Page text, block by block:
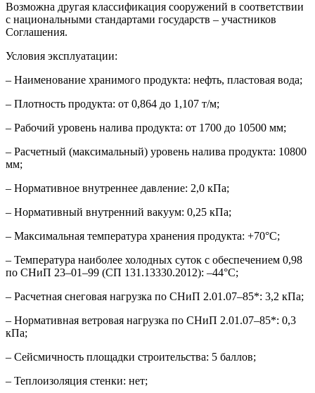
Возможна другая классификация сооружений в соответствии
с национальными стандартами государств – участников
Соглашения.
Условия эксплуатации:
– Наименование хранимого продукта: нефть, пластовая вода;
– Плотность продукта: от 0,864 до 1,107 т/м;
– Рабочий уровень налива продукта: от 1700 до 10500 мм;
– Расчетный (максимальный) уровень налива продукта: 10800
мм;
– Нормативное внутреннее давление: 2,0 кПа;
– Нормативный внутренний вакуум: 0,25 кПа;
– Максимальная температура хранения продукта: +70°С;
– Температура наиболее холодных суток с обеспечением 0,98
по СНиП 23–01–99 (СП 131.13330.2012): –44°С;
– Расчетная снеговая нагрузка по СНиП 2.01.07–85*: 3,2 кПа;
– Нормативная ветровая нагрузка по СНиП 2.01.07–85*: 0,3
кПа;
– Сейсмичность площадки строительства: 5 баллов;
– Теплоизоляция стенки: нет;